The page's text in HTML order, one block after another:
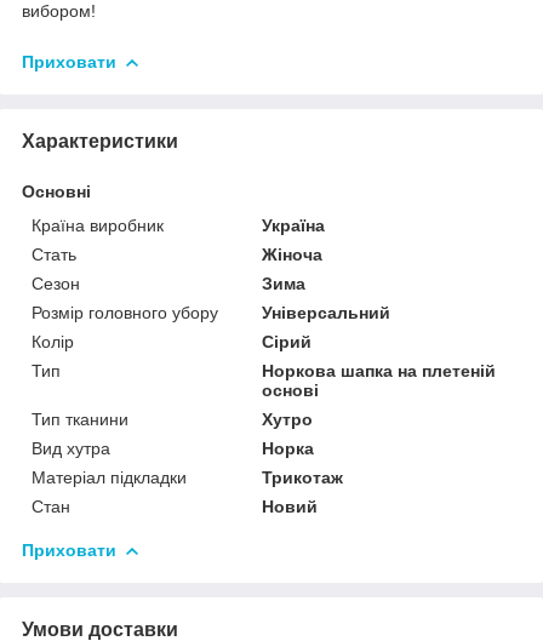
вибором!
Приховати
Характеристики
Основні
Країна виробник
Україна
Стать
Жіноча
Сезон
Зима
Розмір головного убору
Універсальний
Колір
Сірий
Тип
Норкова шапка на плетеній
основі
Тип тканини
Хутро
Вид хутра
Норка
Матеріал підкладки
Трикотаж
Стан
Новий
Приховати
Умови доставки